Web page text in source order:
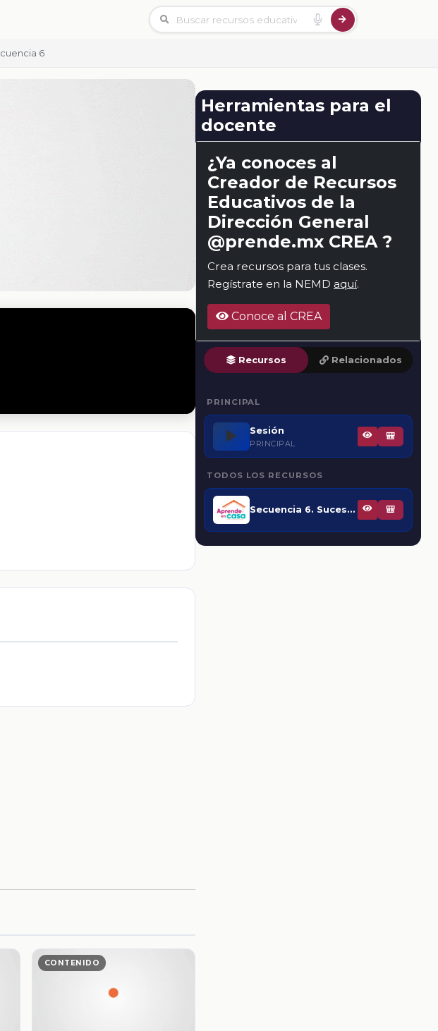
6
CONTENIDO
Herramientas para el
docente
¿Ya conoces al
Creador de Recursos
Educativos de la
Dirección General
@prende.mx CREA ?
Crea recursos para tus clases.
Regístrate en la NEMD aquí.
Conoce al CREA
Recursos Relacionados
PRINCIPAL
▶️ Sesión
PRINCIPAL
🎒
TODOS LOS RECURSOS
Secuencia 6. Sucesiones numéricas y expresiones equivalentes 🎒